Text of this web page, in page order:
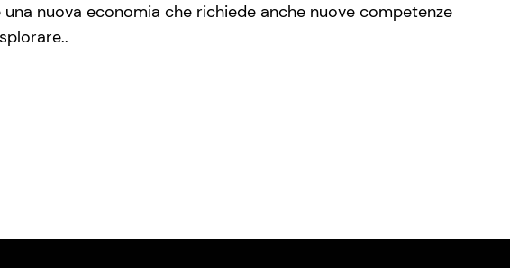
nuova economia che richiede anche nuove competenze